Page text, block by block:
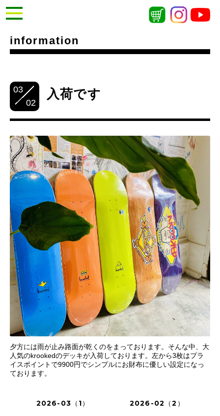
information
03
02
入荷です
夕方には雨が止み路面が乾くのをまっております。そんな中、大
人気のkrookedのデッキが入荷しております。左から3枚はプラ
イスポイントで9900円でシンプルにお財布に優しい設定になっ
ております。
2026-03（1）
2026-02（2）